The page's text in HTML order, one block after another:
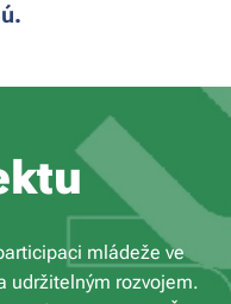
mládeže ve
udržitelným rozvojem.